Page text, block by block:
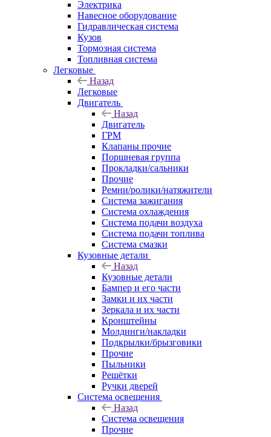
Электрика
Навесное оборудование
Гидравлическая система
Кузов
Тормозная система
Топливная система
Легковые
Назад
Легковые
Двигатель
Назад
Двигатель
ГРМ
Клапаны прочие
Поршневая группа
Прокладки/сальники
Прочие
Ремни/ролики/натяжители
Система зажигания
Система охлаждения
Система подачи воздуха
Система подачи топлива
Система смазки
Кузовные детали
Назад
Кузовные детали
Бампер и его части
Замки и их части
Зеркала и их части
Кронштейны
Молдинги/накладки
Подкрылки/брызговики
Прочие
Пыльники
Решётки
Ручки дверей
Система освещения
Назад
Система освещения
Прочие